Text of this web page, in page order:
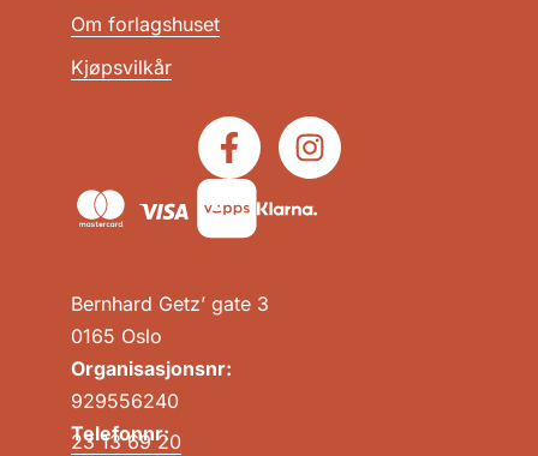
Bernhard Getz’ gate 3
0165 Oslo
Organisasjonsnr:
929556240
Telefonnr:
23 13 69 20
Om forlagshuset
Kjøpsvilkår